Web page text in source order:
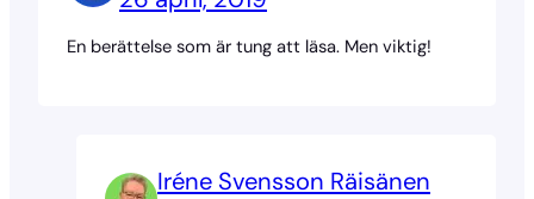
En berättelse som är tung att läsa. Men viktig!
Iréne Svensson Räisänen